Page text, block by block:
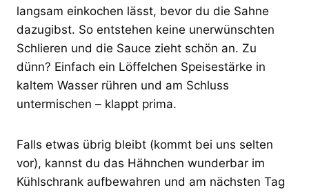
langsam einkochen lässt, bevor du die Sahne
dazugibst. So entstehen keine unerwünschten
Schlieren und die Sauce zieht schön an. Zu
dünn? Einfach ein Löffelchen Speisestärke in
kaltem Wasser rühren und am Schluss
untermischen – klappt prima.
Falls etwas übrig bleibt (kommt bei uns selten
vor), kannst du das Hähnchen wunderbar im
Kühlschrank aufbewahren und am nächsten Tag